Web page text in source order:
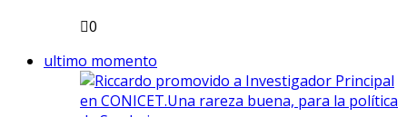
0
ultimo momento